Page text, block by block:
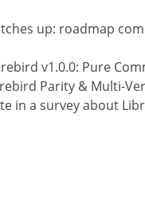
up: roadmap
v1.0.0: Pure
Parity & Multi-
in a survey about